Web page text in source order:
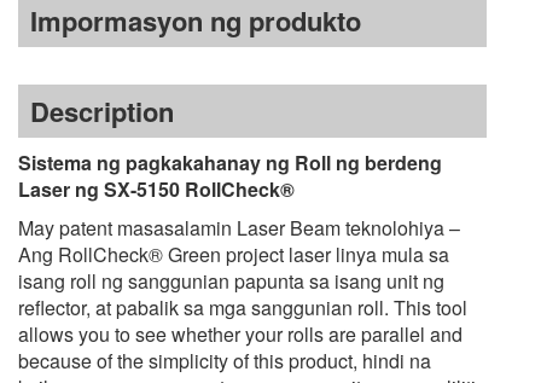
Impormasyon ng produkto
Description
Sistema ng pagkakahanay ng Roll ng berdeng
Laser ng SX-5150 RollCheck®
May patent masasalamin Laser Beam teknolohiya –
Ang RollCheck® Green project laser linya mula sa
isang roll ng sanggunian papunta sa isang unit ng
reflector, at pabalik sa mga sanggunian roll. This tool
allows you to see whether your rolls are parallel and
because of the simplicity of this product, hindi na